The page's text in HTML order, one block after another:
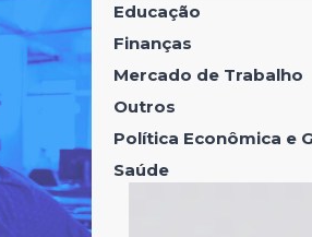
Educação
Finanças
Mercado de Trabalho
Outros
Política Econômica e
Saúde